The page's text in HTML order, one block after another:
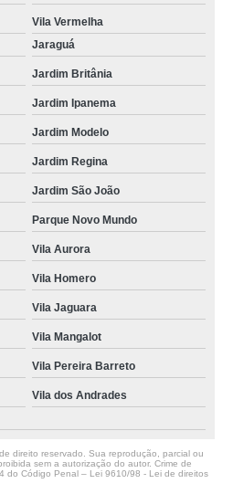
Vila Vermelha
Jaraguá
Jardim Britânia
Jardim Ipanema
Jardim Modelo
Jardim Regina
Jardim São João
Parque Novo Mundo
Vila Aurora
Vila Homero
Vila Jaguara
Vila Mangalot
Vila Pereira Barreto
Vila dos Andrades
direito reservado. Sua reprodução, parcial ou
sem a autorização do autor. Crime de
do Código Penal – Lei 9610/98 - Lei de direitos